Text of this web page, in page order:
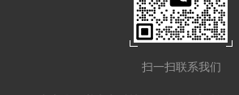
扫一扫联系我们